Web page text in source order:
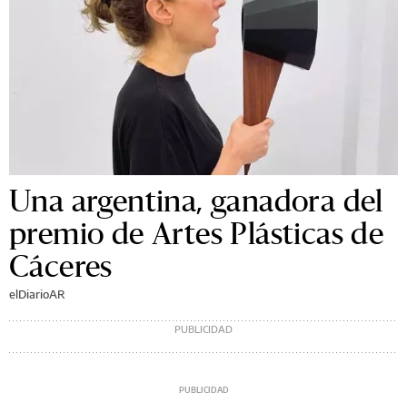
Una argentina, ganadora del
premio de Artes Plásticas de
Cáceres
elDiarioAR